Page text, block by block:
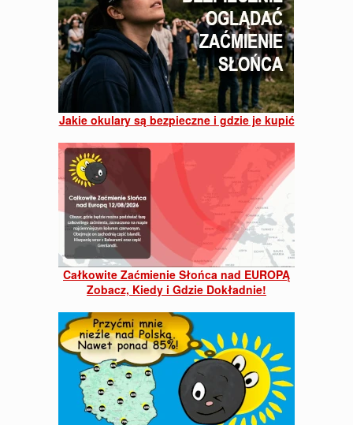
Jakie okulary są bezpieczne i gdzie je kupić
Całkowite Zaćmienie Słońca nad EUROPĄ
Zobacz, Kiedy i Gdzie Dokładnie!